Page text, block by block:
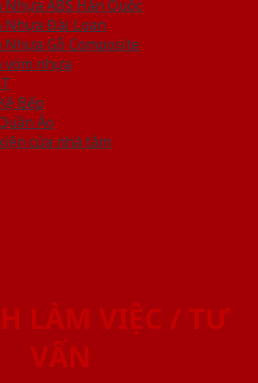
Nhựa ABS Hàn Quốc
Nhựa Đài Loan
Nhựa Gỗ Composite
vòm nhựa
Bếp
Áo
kiện cửa nhà tắm
LÀM VIỆC / TƯ
VẤN